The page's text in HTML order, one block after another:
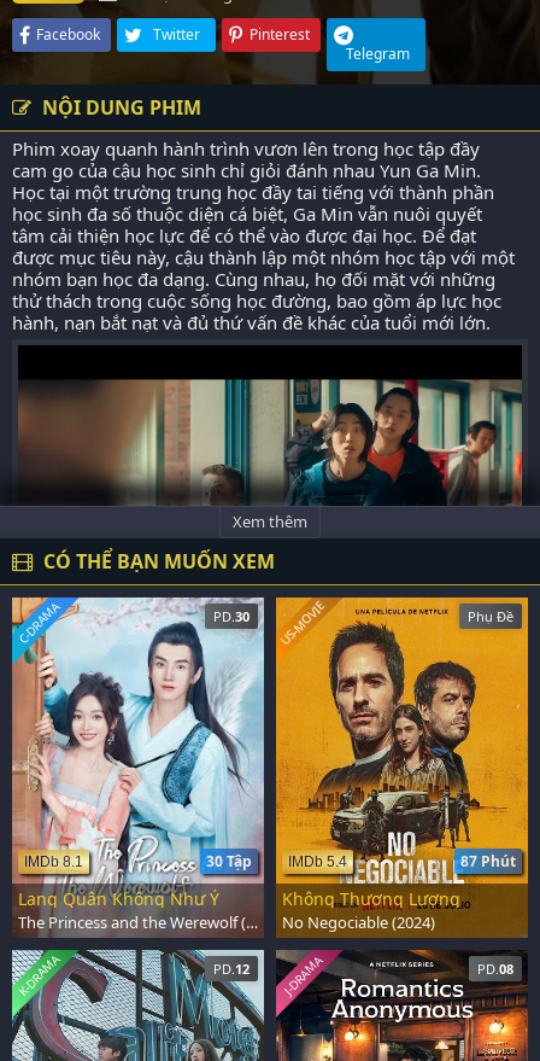
Facebook Twitter
Pinterest
Telegram
NỘI DUNG PHIM
Phim xoay quanh hành trình vươn lên trong học tập đầy
cam go của cậu học sinh chỉ giỏi đánh nhau Yun Ga Min.
Học tại một trường trung học đầy tai tiếng với thành phần
học sinh đa số thuộc diện cá biệt, Ga Min vẫn nuôi quyết
tâm cải thiện học lực để có thể vào được đại học. Để đạt
được mục tiêu này, cậu thành lập một nhóm học tập với một
nhóm bạn học đa dạng. Cùng nhau, họ đối mặt với những
thử thách trong cuộc sống học đường, bao gồm áp lực học
hành, nạn bắt nạt và đủ thứ vấn đề khác của tuổi mới lớn.
Xem thêm
CÓ THỂ BẠN MUỐN XEM
PD. 30
30 Tập
IMDb 8.1
C-DRAMA
Lang Quân Không Như Ý
The Princess and the Werewolf (2023)
Phụ Đề
87 Phút
IMDb 5.4
US-MOVIE
Không Thương Lượng
No Negociable (2024)
PD. 12
K-DRAMA PD. 08
J-DRAMA